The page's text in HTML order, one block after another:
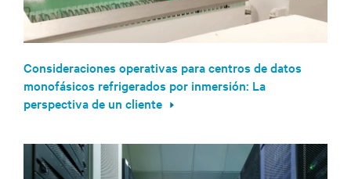
Consideraciones operativas para centros de datos
monofásicos refrigerados por inmersión: La
perspectiva de un cliente